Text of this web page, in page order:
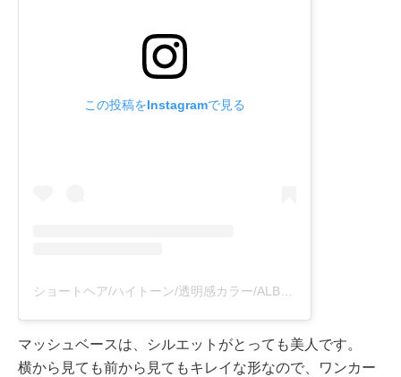
この投稿をInstagramで見る
ショートヘア/ハイトーン/透明感カラー/ALBUM/阿部 遼(@album_harus_hair)がシェアした投稿
マッシュベースは、シルエットがとっても美人です。
横から見ても前から見てもキレイな形なので、ワンカー